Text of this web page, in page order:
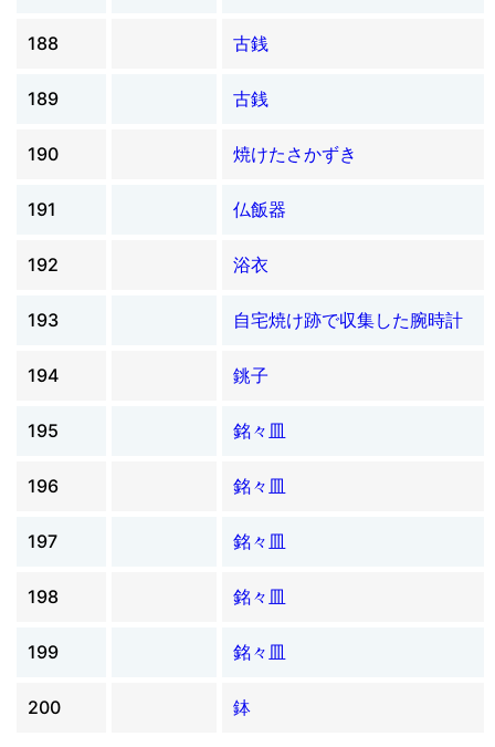
188 古銭
189 古銭
190 焼けたさかずき
191 仏飯器
192 浴衣
193 自宅焼け跡で収集した腕時計
194 銚子
195 銘々皿
196 銘々皿
197 銘々皿
198 銘々皿
199 銘々皿
200 鉢